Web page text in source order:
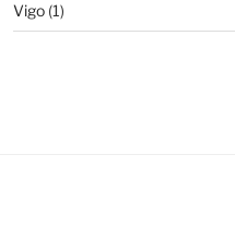
Vigo(1)